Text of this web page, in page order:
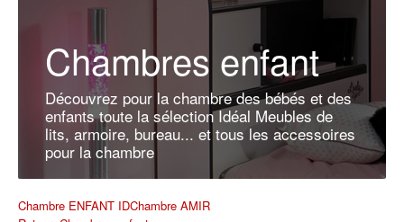
Chambres enfant
Découvrez pour la chambre des bébés et des
enfants toute la sélection Idéal Meubles de
lits, armoire, bureau... et tous les accessoires
pour la chambre
Chambre ENFANT IDChambre AMIR